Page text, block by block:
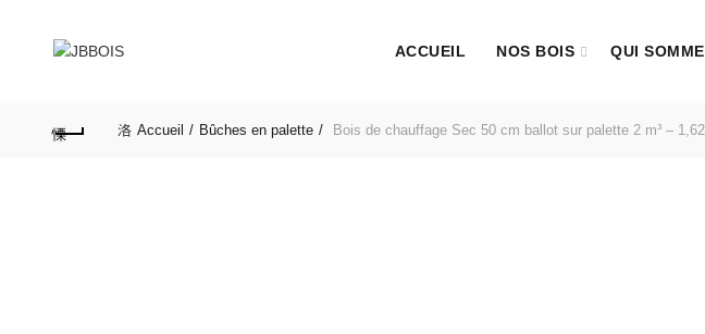
ACCUEIL NOS BOIS QUI
Accueil Bûches en palette Bois de chauffage Sec 50 cm ballot sur palette 2 m³ –